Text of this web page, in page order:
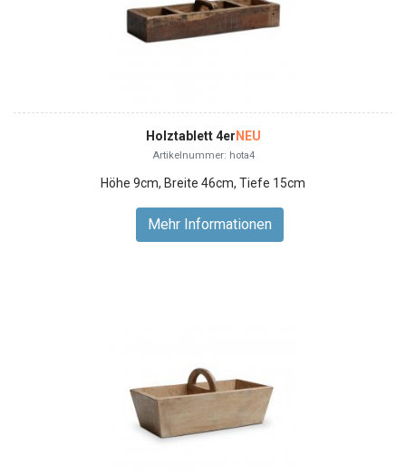
Holztablett 4er NEU
Artikelnummer: hota4
Höhe 9cm, Breite 46cm, Tiefe 15cm
Mehr Informationen